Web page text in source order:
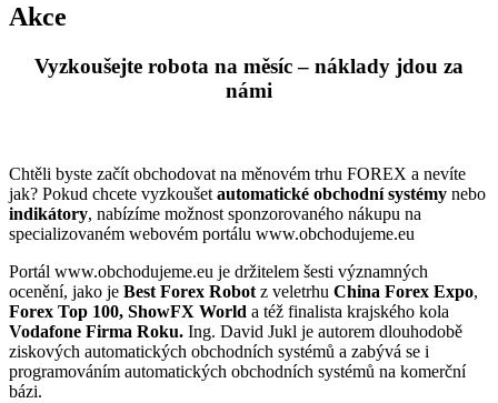
Akce
Vyzkoušejte robota na měsíc – náklady jdou za
námi
Chtěli byste začít obchodovat na měnovém trhu FOREX a nevíte
jak? Pokud chcete vyzkoušet automatické obchodní systémy nebo
indikátory, nabízíme možnost sponzorovaného nákupu na
specializovaném webovém portálu www.obchodujeme.eu
Portál www.obchodujeme.eu je držitelem šesti významných
ocenění, jako je Best Forex Robot z veletrhu China Forex Expo,
Forex Top 100, ShowFX World a též finalista krajského kola
Vodafone Firma Roku. Ing. David Jukl je autorem dlouhodobě
ziskových automatických obchodních systémů a zabývá se i
programováním automatických obchodních systémů na komerční
bázi.